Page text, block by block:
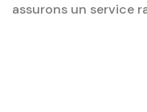
assurons un service